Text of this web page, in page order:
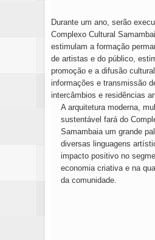
Durante um ano, serão
Complexo Cultural
estimulam a formação
de artistas e do público,
promoção e a difusão
informações e transmissão
intercâmbios e residências
A arquitetura moderna,
sustentável fará do
Samambaia um grande
diversas linguagens
impacto positivo no
economia criativa e na
da comunidade.